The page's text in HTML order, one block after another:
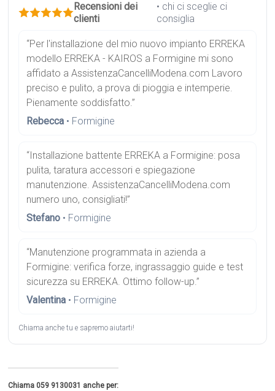
Recensioni dei
clienti
• chi ci sceglie ci
consiglia
“Per l'installazione del mio nuovo impianto ERREKA
modello ERREKA - KAIROS a Formigine mi sono
affidato a AssistenzaCancelliModena.com Lavoro
preciso e pulito, a prova di pioggia e intemperie.
Pienamente soddisfatto.”
Rebecca • Formigine
“Installazione battente ERREKA a Formigine: posa
pulita, taratura accessori e spiegazione
manutenzione. AssistenzaCancelliModena.com
numero uno, consigliati!”
Stefano • Formigine
“Manutenzione programmata in azienda a
Formigine: verifica forze, ingrassaggio guide e test
sicurezza su ERREKA. Ottimo follow-up.”
Valentina • Formigine
Chiama anche tu e sapremo aiutarti!
Chiama 059 9130031 anche per: